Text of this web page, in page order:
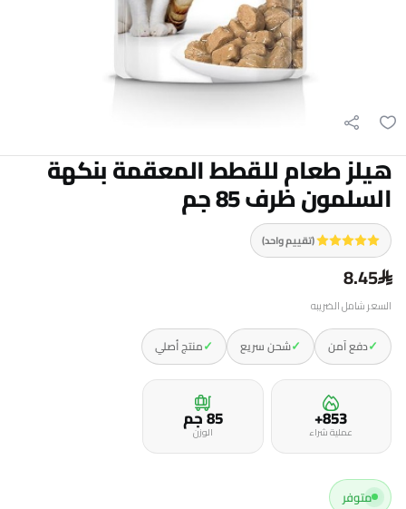
هيلز طعام للقطط المعقمة بنكهة
السلمون ظرف 85 جم
(تقييم واحد)
8.45
السعر شامل الضريبه
✓دفع آمن ✓شحن سريع ✓منتج أصلي
853+
عملية شراء 85 جمالوزن
متوفر